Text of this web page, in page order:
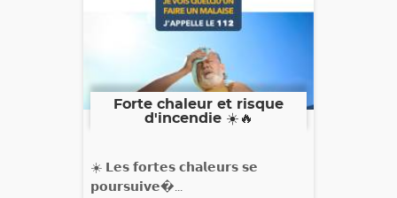
Forte chaleur et risque
d'incendie ☀️🔥
☀️ 𝗟𝗲𝘀 𝗳𝗼𝗿𝘁𝗲𝘀 𝗰𝗵𝗮𝗹𝗲𝘂𝗿𝘀 𝘀𝗲
𝗽𝗼𝘂𝗿𝘀𝘂𝗶𝘃𝗲�...